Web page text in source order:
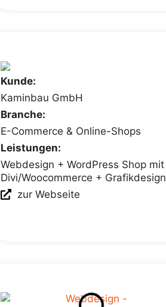
Kunde:
Kaminbau GmbH
Branche:
E-Commerce & Online-Shops
Leistungen:
Webdesign + WordPress Shop mit
Divi/Woocommerce + Grafikdesign
zur Webseite